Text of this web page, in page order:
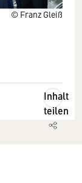
© Franz Gleiß
Inhalt
teilen